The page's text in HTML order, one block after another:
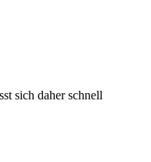
sich daher schnell